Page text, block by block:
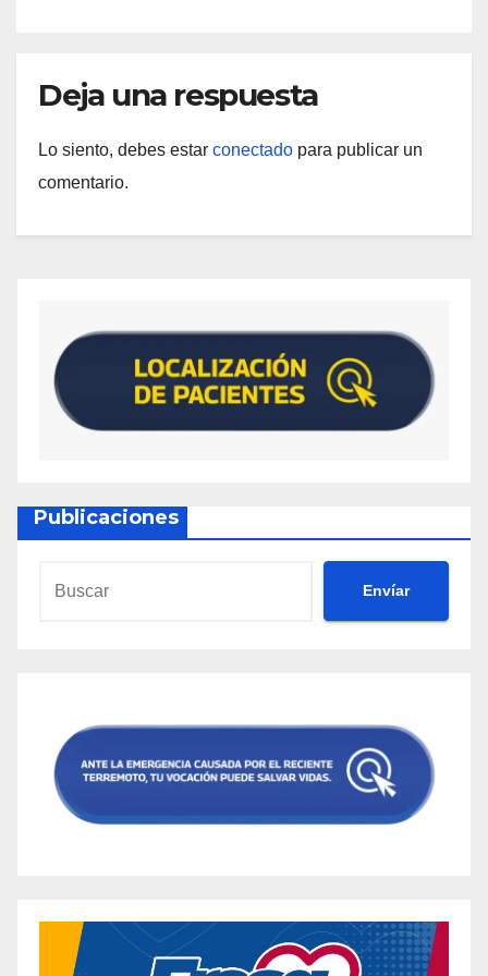
Deja una respuesta
Lo siento, debes estar conectado para publicar un
comentario.
Publicaciones
Envíar